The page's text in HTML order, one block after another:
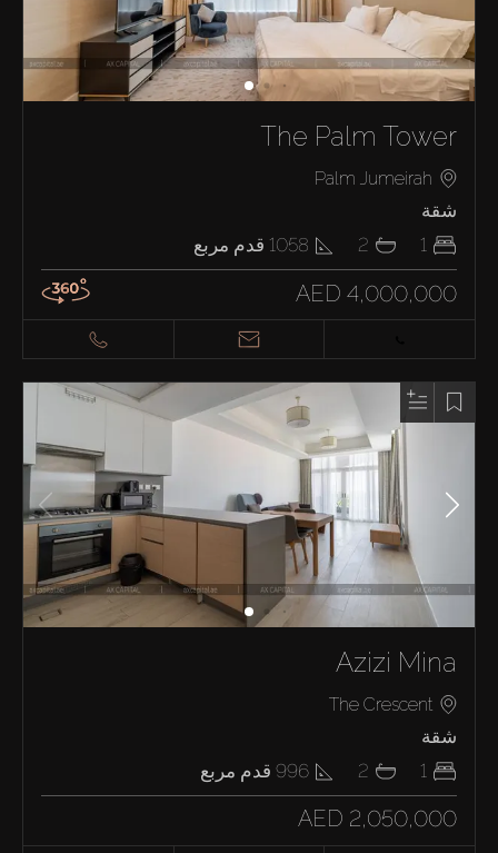
The Palm Tower
Palm Jumeirah
شقة
1
2
1058 قدم مربع
AED 4,000,000
Azizi Mina
The Crescent
شقة
1
2
996 قدم مربع
AED 2,050,000